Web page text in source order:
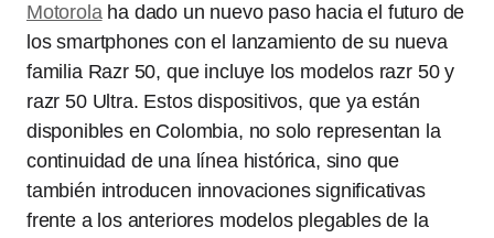
Motorolaha dado un nuevo paso hacia el futuro de
los smartphones con el lanzamiento de su nueva
familia Razr 50, que incluye los modelos razr 50 y
razr 50 Ultra. Estos dispositivos, que ya están
disponibles en Colombia, no solo representan la
continuidad de una línea histórica, sino que
también introducen innovaciones significativas
frente a los anteriores modelos plegables de la